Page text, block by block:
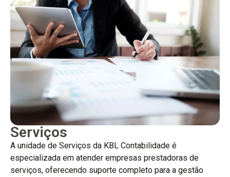
Serviços
A unidade de Serviços da KBL Contabilidade é
especializada em atender empresas prestadoras de
serviços, oferecendo suporte completo para a gestão